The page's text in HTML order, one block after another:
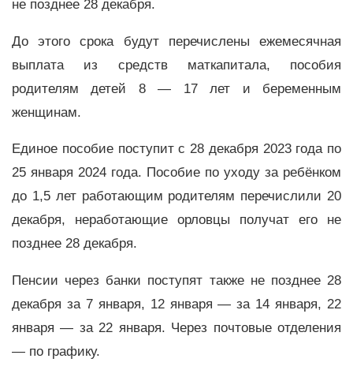
не позднее 28 декабря.
До этого срока будут перечислены ежемесячная
выплата из средств маткапитала, пособия
родителям детей 8 — 17 лет и беременным
женщинам.
Единое пособие поступит с 28 декабря 2023 года по
25 января 2024 года. Пособие по уходу за ребёнком
до 1,5 лет работающим родителям перечислили 20
декабря, неработающие орловцы получат его не
позднее 28 декабря.
Пенсии через банки поступят также не позднее 28
декабря за 7 января, 12 января — за 14 января, 22
января — за 22 января. Через почтовые отделения
— по графику.